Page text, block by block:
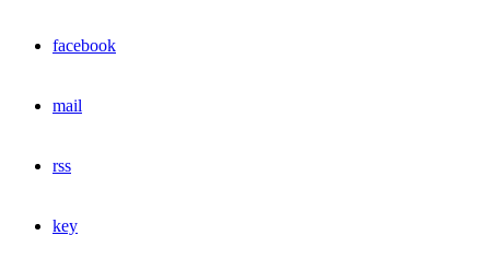
facebook
mail
rss
key